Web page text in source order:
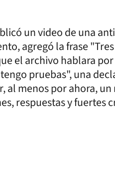
un video de una
agregó la frase
el archivo hablara
pruebas", una
al menos por ahora,
respuestas y fuertes